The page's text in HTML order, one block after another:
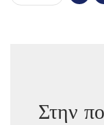
Στην